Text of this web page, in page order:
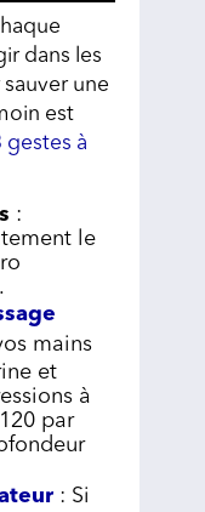
dans les
une
est
gestes à
:
le
mains
et
à
par
: Si